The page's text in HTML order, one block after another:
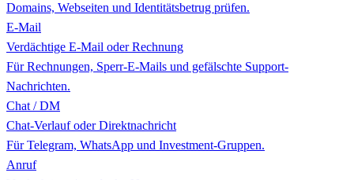
Domains, Webseiten und Identitätsbetrug prüfen.
E-Mail
Verdächtige E-Mail oder Rechnung
Für Rechnungen, Sperr-E-Mails und gefälschte Support-
Nachrichten.
Chat / DM
Chat-Verlauf oder Direktnachricht
Für Telegram, WhatsApp und Investment-Gruppen.
Anruf